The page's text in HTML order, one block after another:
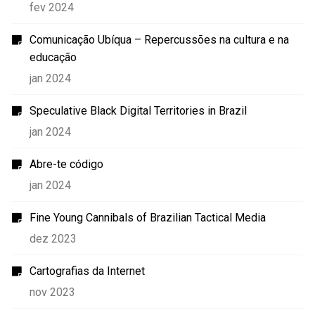
fev 2024
Comunicação Ubíqua – Repercussões na cultura e na
educação
jan 2024
Speculative Black Digital Territories in Brazil
jan 2024
Abre-te código
jan 2024
Fine Young Cannibals of Brazilian Tactical Media
dez 2023
Cartografias da Internet
nov 2023